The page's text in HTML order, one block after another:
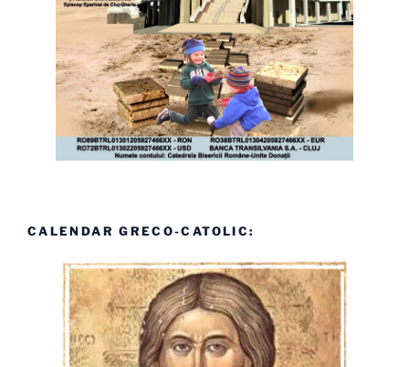
CALENDAR GRECO-CATOLIC: